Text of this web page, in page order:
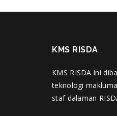
KMS RISDA
KMS RISDA ini
teknologi
staf dalaman